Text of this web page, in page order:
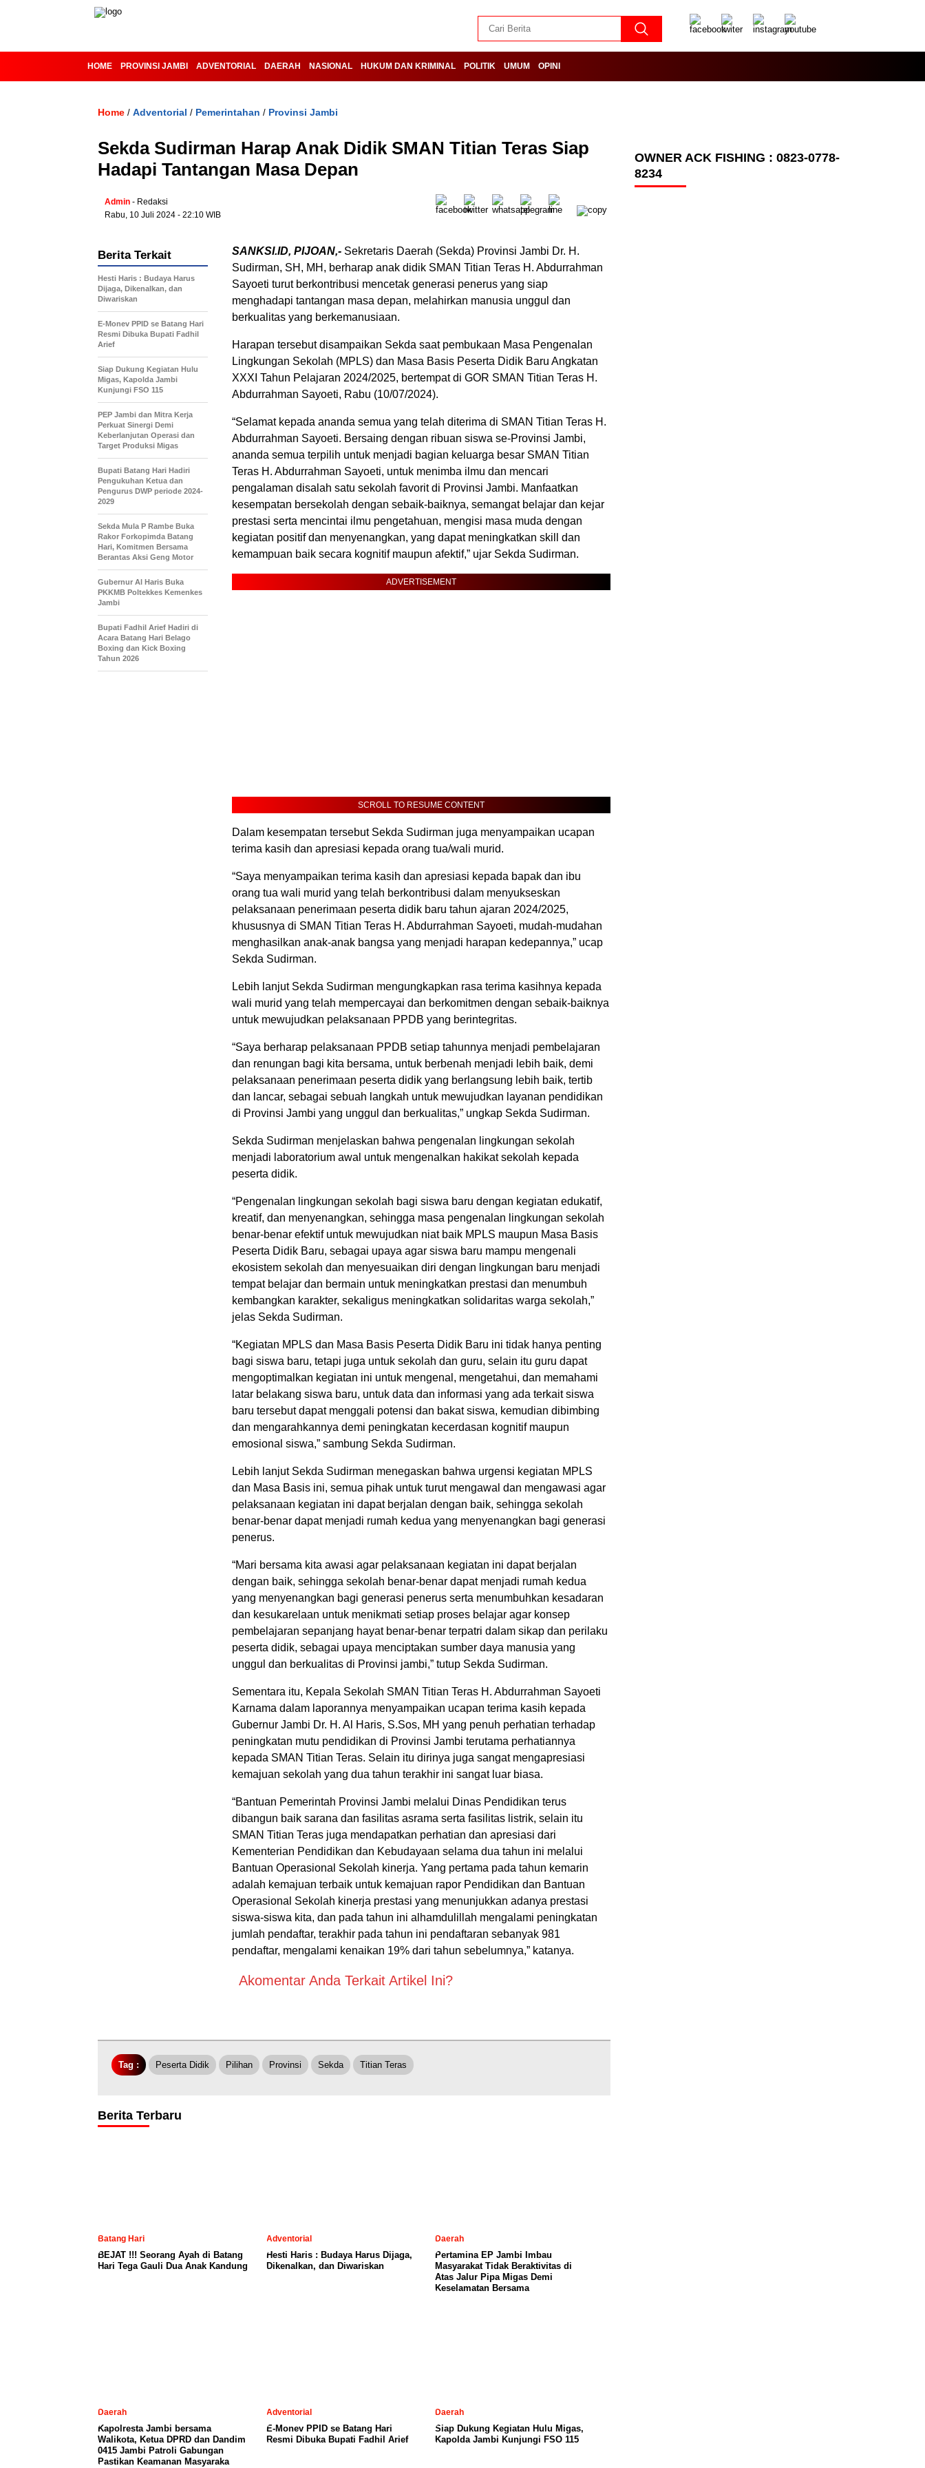
HOME PROVINSI JAMBI ADVENTORIAL DAERAH NASIONAL HUKUM DAN KRIMINAL POLITIK UMUM OPINI
Home / Adventorial / Pemerintahan / Provinsi Jambi
Sekda Sudirman Harap Anak Didik SMAN Titian Teras Siap
Hadapi Tantangan Masa Depan
Admin - Redaksi
Rabu, 10 Juli 2024 - 22:10 WIB
SANKSI.ID, PIJOAN,- Sekretaris Daerah (Sekda) Provinsi Jambi Dr. H.
Sudirman, SH, MH, berharap anak didik SMAN Titian Teras H. Abdurrahman
Sayoeti turut berkontribusi mencetak generasi penerus yang siap
menghadapi tantangan masa depan, melahirkan manusia unggul dan
berkualitas yang berkemanusiaan.
Harapan tersebut disampaikan Sekda saat pembukaan Masa Pengenalan
Lingkungan Sekolah (MPLS) dan Masa Basis Peserta Didik Baru Angkatan
XXXI Tahun Pelajaran 2024/2025, bertempat di GOR SMAN Titian Teras H.
Abdurrahman Sayoeti, Rabu (10/07/2024).
“Selamat kepada ananda semua yang telah diterima di SMAN Titian Teras H.
Abdurrahman Sayoeti. Bersaing dengan ribuan siswa se-Provinsi Jambi,
ananda semua terpilih untuk menjadi bagian keluarga besar SMAN Titian
Teras H. Abdurrahman Sayoeti, untuk menimba ilmu dan mencari
pengalaman disalah satu sekolah favorit di Provinsi Jambi. Manfaatkan
kesempatan bersekolah dengan sebaik-baiknya, semangat belajar dan kejar
prestasi serta mencintai ilmu pengetahuan, mengisi masa muda dengan
kegiatan positif dan menyenangkan, yang dapat meningkatkan skill dan
kemampuan baik secara kognitif maupun afektif,” ujar Sekda Sudirman.
ADVERTISEMENT
SCROLL TO RESUME CONTENT
Dalam kesempatan tersebut Sekda Sudirman juga menyampaikan ucapan
terima kasih dan apresiasi kepada orang tua/wali murid.
“Saya menyampaikan terima kasih dan apresiasi kepada bapak dan ibu
orang tua wali murid yang telah berkontribusi dalam menyukseskan
pelaksanaan penerimaan peserta didik baru tahun ajaran 2024/2025,
khususnya di SMAN Titian Teras H. Abdurrahman Sayoeti, mudah-mudahan
menghasilkan anak-anak bangsa yang menjadi harapan kedepannya,” ucap
Sekda Sudirman.
Lebih lanjut Sekda Sudirman mengungkapkan rasa terima kasihnya kepada
wali murid yang telah mempercayai dan berkomitmen dengan sebaik-baiknya
untuk mewujudkan pelaksanaan PPDB yang berintegritas.
“Saya berharap pelaksanaan PPDB setiap tahunnya menjadi pembelajaran
dan renungan bagi kita bersama, untuk berbenah menjadi lebih baik, demi
pelaksanaan penerimaan peserta didik yang berlangsung lebih baik, tertib
dan lancar, sebagai sebuah langkah untuk mewujudkan layanan pendidikan
di Provinsi Jambi yang unggul dan berkualitas,” ungkap Sekda Sudirman.
Sekda Sudirman menjelaskan bahwa pengenalan lingkungan sekolah
menjadi laboratorium awal untuk mengenalkan hakikat sekolah kepada
peserta didik.
“Pengenalan lingkungan sekolah bagi siswa baru dengan kegiatan edukatif,
kreatif, dan menyenangkan, sehingga masa pengenalan lingkungan sekolah
benar-benar efektif untuk mewujudkan niat baik MPLS maupun Masa Basis
Peserta Didik Baru, sebagai upaya agar siswa baru mampu mengenali
ekosistem sekolah dan menyesuaikan diri dengan lingkungan baru menjadi
tempat belajar dan bermain untuk meningkatkan prestasi dan menumbuh
kembangkan karakter, sekaligus meningkatkan solidaritas warga sekolah,”
jelas Sekda Sudirman.
“Kegiatan MPLS dan Masa Basis Peserta Didik Baru ini tidak hanya penting
bagi siswa baru, tetapi juga untuk sekolah dan guru, selain itu guru dapat
mengoptimalkan kegiatan ini untuk mengenal, mengetahui, dan memahami
latar belakang siswa baru, untuk data dan informasi yang ada terkait siswa
baru tersebut dapat menggali potensi dan bakat siswa, kemudian dibimbing
dan mengarahkannya demi peningkatan kecerdasan kognitif maupun
emosional siswa,” sambung Sekda Sudirman.
Lebih lanjut Sekda Sudirman menegaskan bahwa urgensi kegiatan MPLS
dan Masa Basis ini, semua pihak untuk turut mengawal dan mengawasi agar
pelaksanaan kegiatan ini dapat berjalan dengan baik, sehingga sekolah
benar-benar dapat menjadi rumah kedua yang menyenangkan bagi generasi
penerus.
“Mari bersama kita awasi agar pelaksanaan kegiatan ini dapat berjalan
dengan baik, sehingga sekolah benar-benar dapat menjadi rumah kedua
yang menyenangkan bagi generasi penerus serta menumbuhkan kesadaran
dan kesukarelaan untuk menikmati setiap proses belajar agar konsep
pembelajaran sepanjang hayat benar-benar terpatri dalam sikap dan perilaku
peserta didik, sebagai upaya menciptakan sumber daya manusia yang
unggul dan berkualitas di Provinsi jambi,” tutup Sekda Sudirman.
Sementara itu, Kepala Sekolah SMAN Titian Teras H. Abdurrahman Sayoeti
Karnama dalam laporannya menyampaikan ucapan terima kasih kepada
Gubernur Jambi Dr. H. Al Haris, S.Sos, MH yang penuh perhatian terhadap
peningkatan mutu pendidikan di Provinsi Jambi terutama perhatiannya
kepada SMAN Titian Teras. Selain itu dirinya juga sangat mengapresiasi
kemajuan sekolah yang dua tahun terakhir ini sangat luar biasa.
“Bantuan Pemerintah Provinsi Jambi melalui Dinas Pendidikan terus
dibangun baik sarana dan fasilitas asrama serta fasilitas listrik, selain itu
SMAN Titian Teras juga mendapatkan perhatian dan apresiasi dari
Kementerian Pendidikan dan Kebudayaan selama dua tahun ini melalui
Bantuan Operasional Sekolah kinerja. Yang pertama pada tahun kemarin
adalah kemajuan terbaik untuk kemajuan rapor Pendidikan dan Bantuan
Operasional Sekolah kinerja prestasi yang menunjukkan adanya prestasi
siswa-siswa kita, dan pada tahun ini alhamdulillah mengalami peningkatan
jumlah pendaftar, terakhir pada tahun ini pendaftaran sebanyak 981
pendaftar, mengalami kenaikan 19% dari tahun sebelumnya,” katanya.
Akomentar Anda Terkait Artikel Ini?
Berita Terkait
Hesti Haris : Budaya Harus
Dijaga, Dikenalkan, dan
Diwariskan
E-Monev PPID se Batang Hari
Resmi Dibuka Bupati Fadhil
Arief
Siap Dukung Kegiatan Hulu
Migas, Kapolda Jambi
Kunjungi FSO 115
PEP Jambi dan Mitra Kerja
Perkuat Sinergi Demi
Keberlanjutan Operasi dan
Target Produksi Migas
Bupati Batang Hari Hadiri
Pengukuhan Ketua dan
Pengurus DWP periode 2024-
2029
Sekda Mula P Rambe Buka
Rakor Forkopimda Batang
Hari, Komitmen Bersama
Berantas Aksi Geng Motor
Gubernur Al Haris Buka
PKKMB Poltekkes Kemenkes
Jambi
Bupati Fadhil Arief Hadiri di
Acara Batang Hari Belago
Boxing dan Kick Boxing
Tahun 2026
Tag : Peserta Didik Pilihan Provinsi Sekda Titian Teras
Berita Terbaru
Daerah
Kapolresta Jambi bersama
Adventorial
E-Monev PPID se Batang Hari
Daerah
Siap Dukung Kegiatan Hulu Migas,
Kapolda Jambi Kunjungi FSO 115
OWNER ACK FISHING : 0823-0778-
8234